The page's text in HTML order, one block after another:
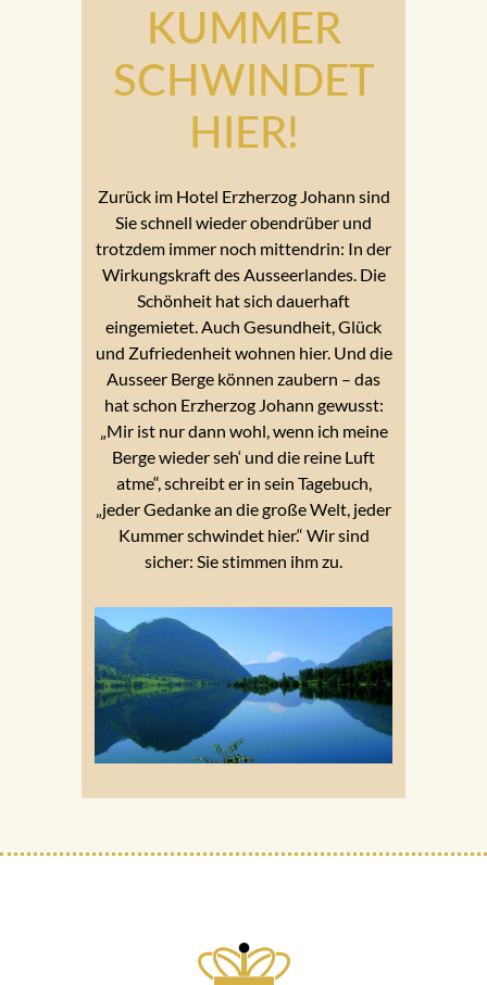
KUMMER
SCHWINDET
HIER!
Zurück im Hotel Erzherzog Johann sind
Sie schnell wieder obendrüber und
trotzdem immer noch mittendrin: In der
Wirkungskraft des Ausseerlandes. Die
Schönheit hat sich dauerhaft
eingemietet. Auch Gesundheit, Glück
und Zufriedenheit wohnen hier. Und die
Ausseer Berge können zaubern – das
hat schon Erzherzog Johann gewusst:
„Mir ist nur dann wohl, wenn ich meine
Berge wieder seh‘ und die reine Luft
atme“, schreibt er in sein Tagebuch,
„jeder Gedanke an die große Welt, jeder
Kummer schwindet hier.“ Wir sind
sicher: Sie stimmen ihm zu.